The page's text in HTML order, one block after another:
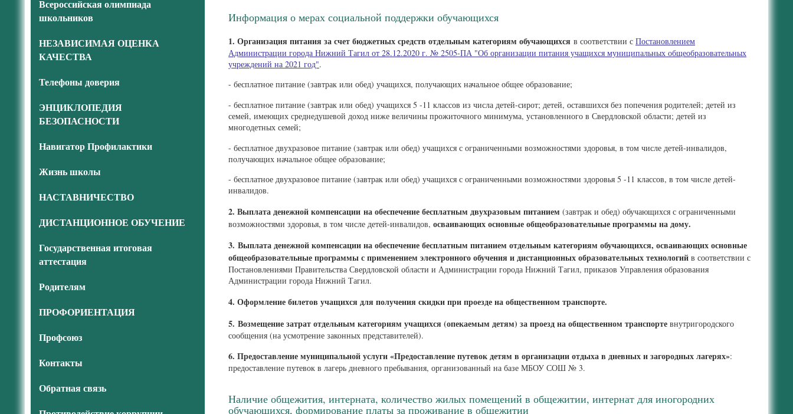
Всероссийская олимпиада
школьников
НЕЗАВИСИМАЯ ОЦЕНКА
КАЧЕСТВА
Телефоны доверия
ЭНЦИКЛОПЕДИЯ
БЕЗОПАСНОСТИ
Навигатор Профилактики
Жизнь школы
НАСТАВНИЧЕСТВО
ДИСТАНЦИОННОЕ ОБУЧЕНИЕ
Государственная итоговая
аттестация
Родителям
ПРОФОРИЕНТАЦИЯ
Профсоюз
Контакты
Обратная связь
Информация о мерах социальной поддержки обучающихся
1. Организация питания за счет бюджетных средств отдельным категориям обучающихся в соответствии с Постановлением
Администрации города Нижний Тагил от 28.12.2020 г. № 2505-ПА "Об организации питания учащихся муниципальных общеобразовательных
учреждений на 2021 год".
- бесплатное питание (завтрак или обед) учащихся, получающих начальное общее образование;
- бесплатное питание (завтрак или обед) учащихся 5 -11 классов из числа детей-сирот; детей, оставшихся без попечения родителей; детей из
семей, имеющих среднедушевой доход ниже величины прожиточного минимума, установленного в Свердловской области; детей из
многодетных семей;
- бесплатное двухразовое питание (завтрак или обед) учащихся с ограниченными возможностями здоровья, в том числе детей-инвалидов,
получающих начальное общее образование;
- бесплатное двухразовое питание (завтрак или обед) учащихся с ограниченными возможностями здоровья 5 -11 классов, в том числе детей-
инвалидов.
2. Выплата денежной компенсации на обеспечение бесплатным двухразовым питанием (завтрак и обед) обучающихся с ограниченными
возможностями здоровья, в том числе детей-инвалидов, осваивающих основные общеобразовательные программы на дому.
3. Выплата денежной компенсации на обеспечение бесплатным питанием отдельным категориям обучающихся, осваивающих основные
общеобразовательные программы с применением электронного обучения и дистанционных образовательных технологий в соответствии с
Постановлениями Правительства Свердловской области и Администрации города Нижний Тагил, приказов Управления образования
Администрации города Нижний Тагил.
4. Оформление билетов учащихся для получения скидки при проезде на общественном транспорте.
5. Возмещение затрат отдельным категориям учащихся (опекаемым детям) за проезд на общественном транспорте внутригородского
сообщения (на усмотрение законных представителей).
6. Предоставление муниципальной услуги «Предоставление путевок детям в организации отдыха в дневных и загородных лагерях»:
предоставление путевок в лагерь дневного пребывания, организованный на базе МБОУ СОШ № 3.
Наличие общежития, интерната, количество жилых помещений в общежитии, интернат для иногородних
обучающихся, формирование платы за проживание в общежитии